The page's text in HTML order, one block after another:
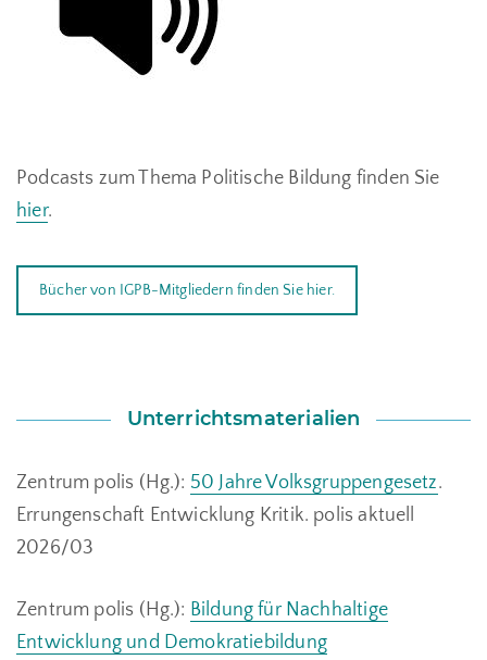
Podcasts zum Thema Politische Bildung finden Sie
hier.
Bücher von IGPB-Mitgliedern finden Sie hier.
Unterrichtsmaterialien
Zentrum polis (Hg.): 50 Jahre Volksgruppengesetz.
Errungenschaft Entwicklung Kritik. polis aktuell
2026/03
Zentrum polis (Hg.): Bildung für Nachhaltige
Entwicklung und Demokratiebildung